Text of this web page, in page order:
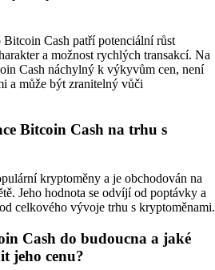
Cash patří potenciální růst
a možnost rychlých transakcí. Na
Cash náchylný k výkyvům cen, není
a může být zranitelný vůči
Bitcoin Cash na trhu s
kryptoměny a je obchodován na
Jeho hodnota se odvíjí od poptávky a
celkového vývoje trhu s kryptoměnami.
Cash do budoucna a jaké
jeho cenu?